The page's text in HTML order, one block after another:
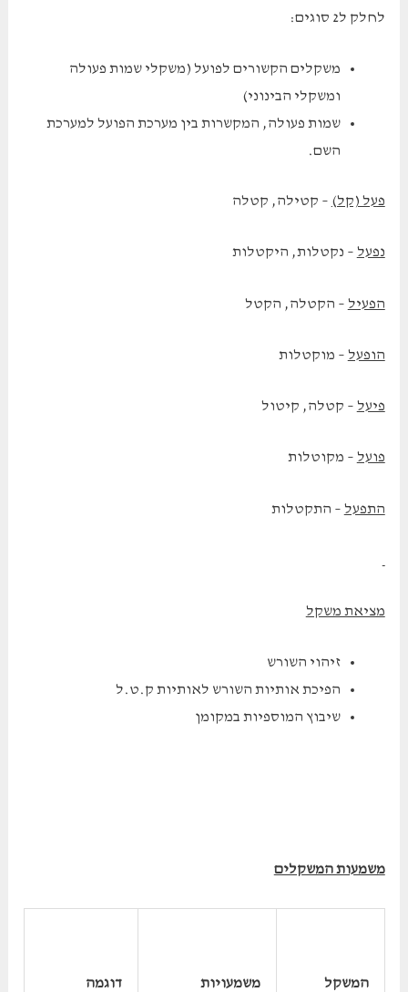
לחלק ל2 סוגים:
משקלים הקשורים לפועל (משקלי שמות פעולה
ומשקלי הבינוני)
שמות פעולה, המקשרות בין מערכת הפועל למערכת
השם.
פעל (קל) – קטילה, קטלה
נפעל – נקטלות, היקטלות
הפעיל – הקטלה, הקטל
הופעל – מוקטלות
פיעל – קטלה, קיטול
פועל – מקוטלות
התפעל – התקטלות
מציאת משקל
זיהוי השורש
הפיכת אותיות השורש לאותיות ק.ט.ל
שיבוץ המוספיות במקומן
משמעות המשקלים
המשקל משמעויות דוגמה